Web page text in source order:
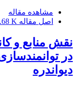
مشاهده مقاله
اصل مقاله K
نقش منابع و
در
دیواندره